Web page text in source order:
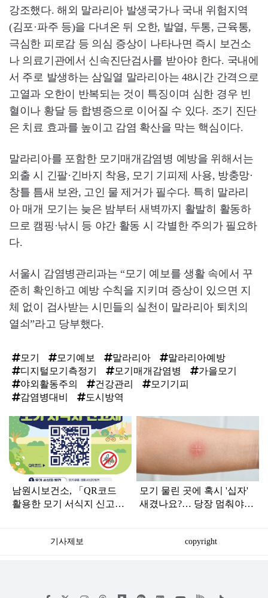
강조했다. 해외 말라리아 발생국가나 국내 위험지역
(김포·파주 등)을 다녀온 뒤 오한, 발열, 두통, 근육통,
극심한 피로감 등 의심 증상이 나타나면 즉시 보건소
나 의료기관에서 신속진단검사를 받아야 한다. 국내에
서 주로 발생하는 삼일열 말라리아는 48시간 간격으로
고열과 오한이 반복되는 것이 특징이며 심한 경우 빈
혈이나 황달 등 합병증으로 이어질 수 있다. 조기 진단
은 치료 효과를 높이고 감염 확산을 막는 핵심이다.
말라리아를 포함한 모기매개감염병 예방을 위해서는
외출 시 긴팔·긴바지 착용, 모기 기피제 사용, 방충망·
창틀 틈새 보완, 고인 물 제거가 필수다. 특히 말라리
아 매개 모기는 늦은 밤부터 새벽까지 활발히 활동하
므로 캠핑·낚시 등 야간 활동 시 각별한 주의가 필요하
다.
서울시 감염병관리과는 “모기 예보를 생활 속에서 꾸
준히 확인하고 예방 수칙을 지키며 증상이 있으면 지
체 없이 검사받는 시민들의 실천이 말라리아 퇴치의
열쇠”라고 당부했다.
모기 모기예보 말라리아
말라리아예방
디지털모기측정기
모기매개감염병
가을모기
야외활동주의
건강관리
모기기피
감염병대비
도시방역
탑
라
인
남원시보건소, 「QR코드
활용한 모기 서식지 신고
모기 물린 곳에 혹시 '십자'
새겼나요?… 당장 멈춰야
기사제보 copyright